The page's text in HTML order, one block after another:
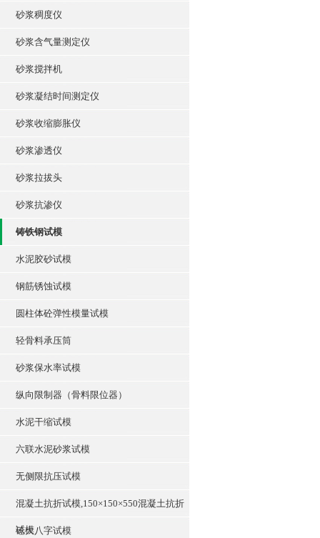
砂浆稠度仪
砂浆含气量测定仪
砂浆搅拌机
砂浆凝结时间测定仪
砂浆收缩膨胀仪
砂浆渗透仪
砂浆拉拔头
砂浆抗渗仪
铸铁钢试模
水泥胶砂试模
钢筋锈蚀试模
圆柱体砼弹性模量试模
轻骨料承压筒
砂浆保水率试模
纵向限制器（骨料限位器）
水泥干缩试模
六联水泥砂浆试模
无侧限抗压试模
混凝土抗折试模,150×150×550混凝土抗折
试模
砼大八字试模